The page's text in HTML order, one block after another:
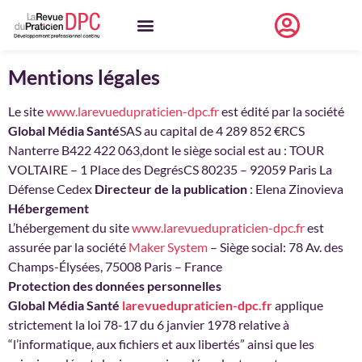
Mentions légales
Le sitewww.larevuedupraticien-dpc.frest édité par la société
Global Média SantéSAS au capital de 4 289 852 €RCS
Nanterre B422 422 063,dont le siège social est au : TOUR
VOLTAIRE – 1 Place des DegrésCS 80235 – 92059 Paris La
Défense Cedex Directeur de la publication : Elena Zinovieva
Hébergement
L’hébergement du sitewww.larevuedupraticien-dpc.frest
assurée par la société Maker System – Siège social: 78 Av. des
Champs-Élysées, 75008 Paris – France
Protection des données personnelles
Global Média Santé larevuedupraticien-dpc.frapplique
strictement la loi 78-17 du 6 janvier 1978 relative à
“l’informatique, aux fichiers et aux libertés” ainsi que les